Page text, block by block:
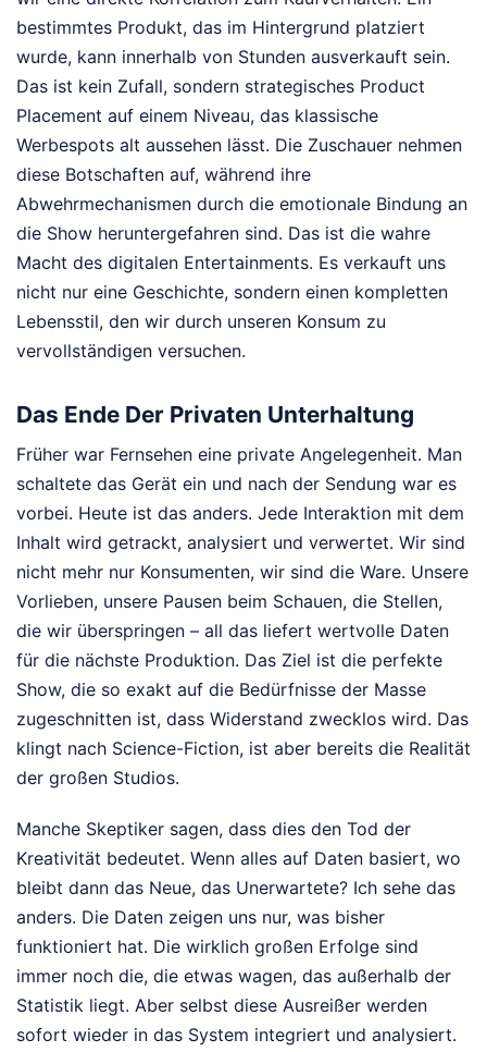
bestimmtes Produkt, das im Hintergrund platziert
wurde, kann innerhalb von Stunden ausverkauft sein.
Das ist kein Zufall, sondern strategisches Product
Placement auf einem Niveau, das klassische
Werbespots alt aussehen lässt. Die Zuschauer nehmen
diese Botschaften auf, während ihre
Abwehrmechanismen durch die emotionale Bindung an
die Show heruntergefahren sind. Das ist die wahre
Macht des digitalen Entertainments. Es verkauft uns
nicht nur eine Geschichte, sondern einen kompletten
Lebensstil, den wir durch unseren Konsum zu
vervollständigen versuchen.
Das Ende Der Privaten Unterhaltung
Früher war Fernsehen eine private Angelegenheit. Man
schaltete das Gerät ein und nach der Sendung war es
vorbei. Heute ist das anders. Jede Interaktion mit dem
Inhalt wird getrackt, analysiert und verwertet. Wir sind
nicht mehr nur Konsumenten, wir sind die Ware. Unsere
Vorlieben, unsere Pausen beim Schauen, die Stellen,
die wir überspringen – all das liefert wertvolle Daten
für die nächste Produktion. Das Ziel ist die perfekte
Show, die so exakt auf die Bedürfnisse der Masse
zugeschnitten ist, dass Widerstand zwecklos wird. Das
klingt nach Science-Fiction, ist aber bereits die Realität
der großen Studios.
Manche Skeptiker sagen, dass dies den Tod der
Kreativität bedeutet. Wenn alles auf Daten basiert, wo
bleibt dann das Neue, das Unerwartete? Ich sehe das
anders. Die Daten zeigen uns nur, was bisher
funktioniert hat. Die wirklich großen Erfolge sind
immer noch die, die etwas wagen, das außerhalb der
Statistik liegt. Aber selbst diese Ausreißer werden
sofort wieder in das System integriert und analysiert.